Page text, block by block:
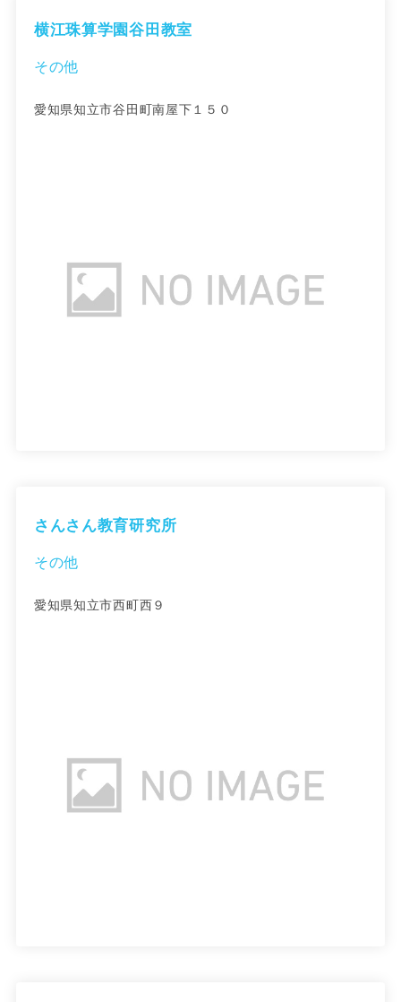
横江珠算学園谷田教室
その他
愛知県知立市谷田町南屋下１５０
さんさん教育研究所
その他
愛知県知立市西町西９